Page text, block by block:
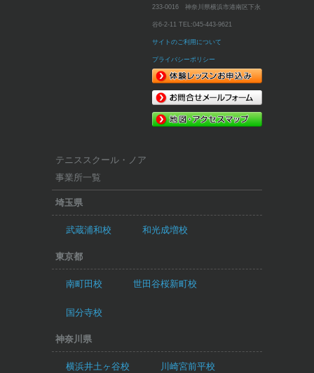
233-0016 神奈川県横浜市港南区下永
谷6-2-11 TEL:045-443-9621
サイトのご利用について
プライバシーポリシー
テニススクール・ノア
事業所一覧
埼玉県
武蔵浦和校 和光成増校
東京都
南町田校 世田谷桜新町校
国分寺校
神奈川県
横浜井土ヶ谷校 川崎宮前平校